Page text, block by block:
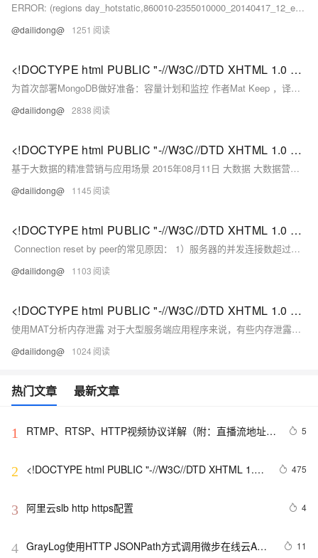
ERROR: (regions day_hotstatic,860010-2355010000_20140417_12_entry_00000000321,1398674475358.
@dailidong@ 1251
<!DOCTYPE html PUBLIC "-//W3C//DTD XHTML 1.0 Transitional//EN" "http://www.w3.org/TR/xhtml1/DTD/xhtml1-strict.dtd"> <html><head><meta http-equiv="Cont
为首次部署MongoDB做好准备：容量计划和监控 作者Mat Keep ，译者孙镜涛如果你已经完成了自己新的MongoDB应用程序的开发，并且现在正准备将它部署进产品中，那么你和你的运营团队需要讨论一些关键的问题： 最佳部署实践是什么？ 为了确保应用程序满足它所必须的服务层次我们需要监控哪些关键指标？ 如何能够确定添加分片的时机？ 有哪些工具可以对数据库进行备份和恢复？ 怎样才能安全地访问所有新的实时大数据？ 本文介绍了硬件选择、扩展、HA和监控。
@dailidong@ 2838
<!DOCTYPE html PUBLIC "-//W3C//DTD XHTML 1.0 Transitional//EN" "http://www.w3.org/TR/xhtml1/DTD/xhtml1-strict.dtd"> <html><head><meta http-equiv="Cont
基于大数据的精准营销与应用场景 2015年08月11日 大数据 大数据营销时代来临营销学领域过去半个多世纪的发展让我们见证了从“以产品为中心”到“以客户为中心”的转变。
@dailidong@ 1145
<!DOCTYPE html PUBLIC "-//W3C//DTD XHTML 1.0 Transitional//EN" "http://www.w3.org/TR/xhtml1/DTD/xhtml1-strict.dtd"> <html><head><meta http-equiv="Cont
Connection reset by peer的常见原因： 1）服务器的并发连接数超过了其承载量，服务器会将其中一些连接关闭； 如果知道实际连接服务器的并发客户数没有超过服务器的承载量，看下有没有网络流量异常。
@dailidong@ 1103
<!DOCTYPE html PUBLIC "-//W3C//DTD XHTML 1.0 Transitional//EN" "http://www.w3.org/TR/xhtml1/DTD/xhtml1-strict.dtd"> <html><head><meta http-equiv="Cont
使用MAT分析内存泄露 对于大型服务端应用程序来说，有些内存泄露问题很难在测试阶段发现，此时就需要分析JVM Heap Dump文件来找出问题。
@dailidong@ 1024
热门文章 最新文章
1
RTMP、RTSP、HTTP视频协议详解（附：直播流地址、
5
2
<!DOCTYPE html PUBLIC "-//W3C//DTD XHTML 1.0
"http://www.w3.org/TR/xhtml1/DTD/xhtml1-strict.dtd">
475
3 阿里云slb http https配置 4
4 GrayLog使用HTTP JSONPath方式调用微步在线云API
11